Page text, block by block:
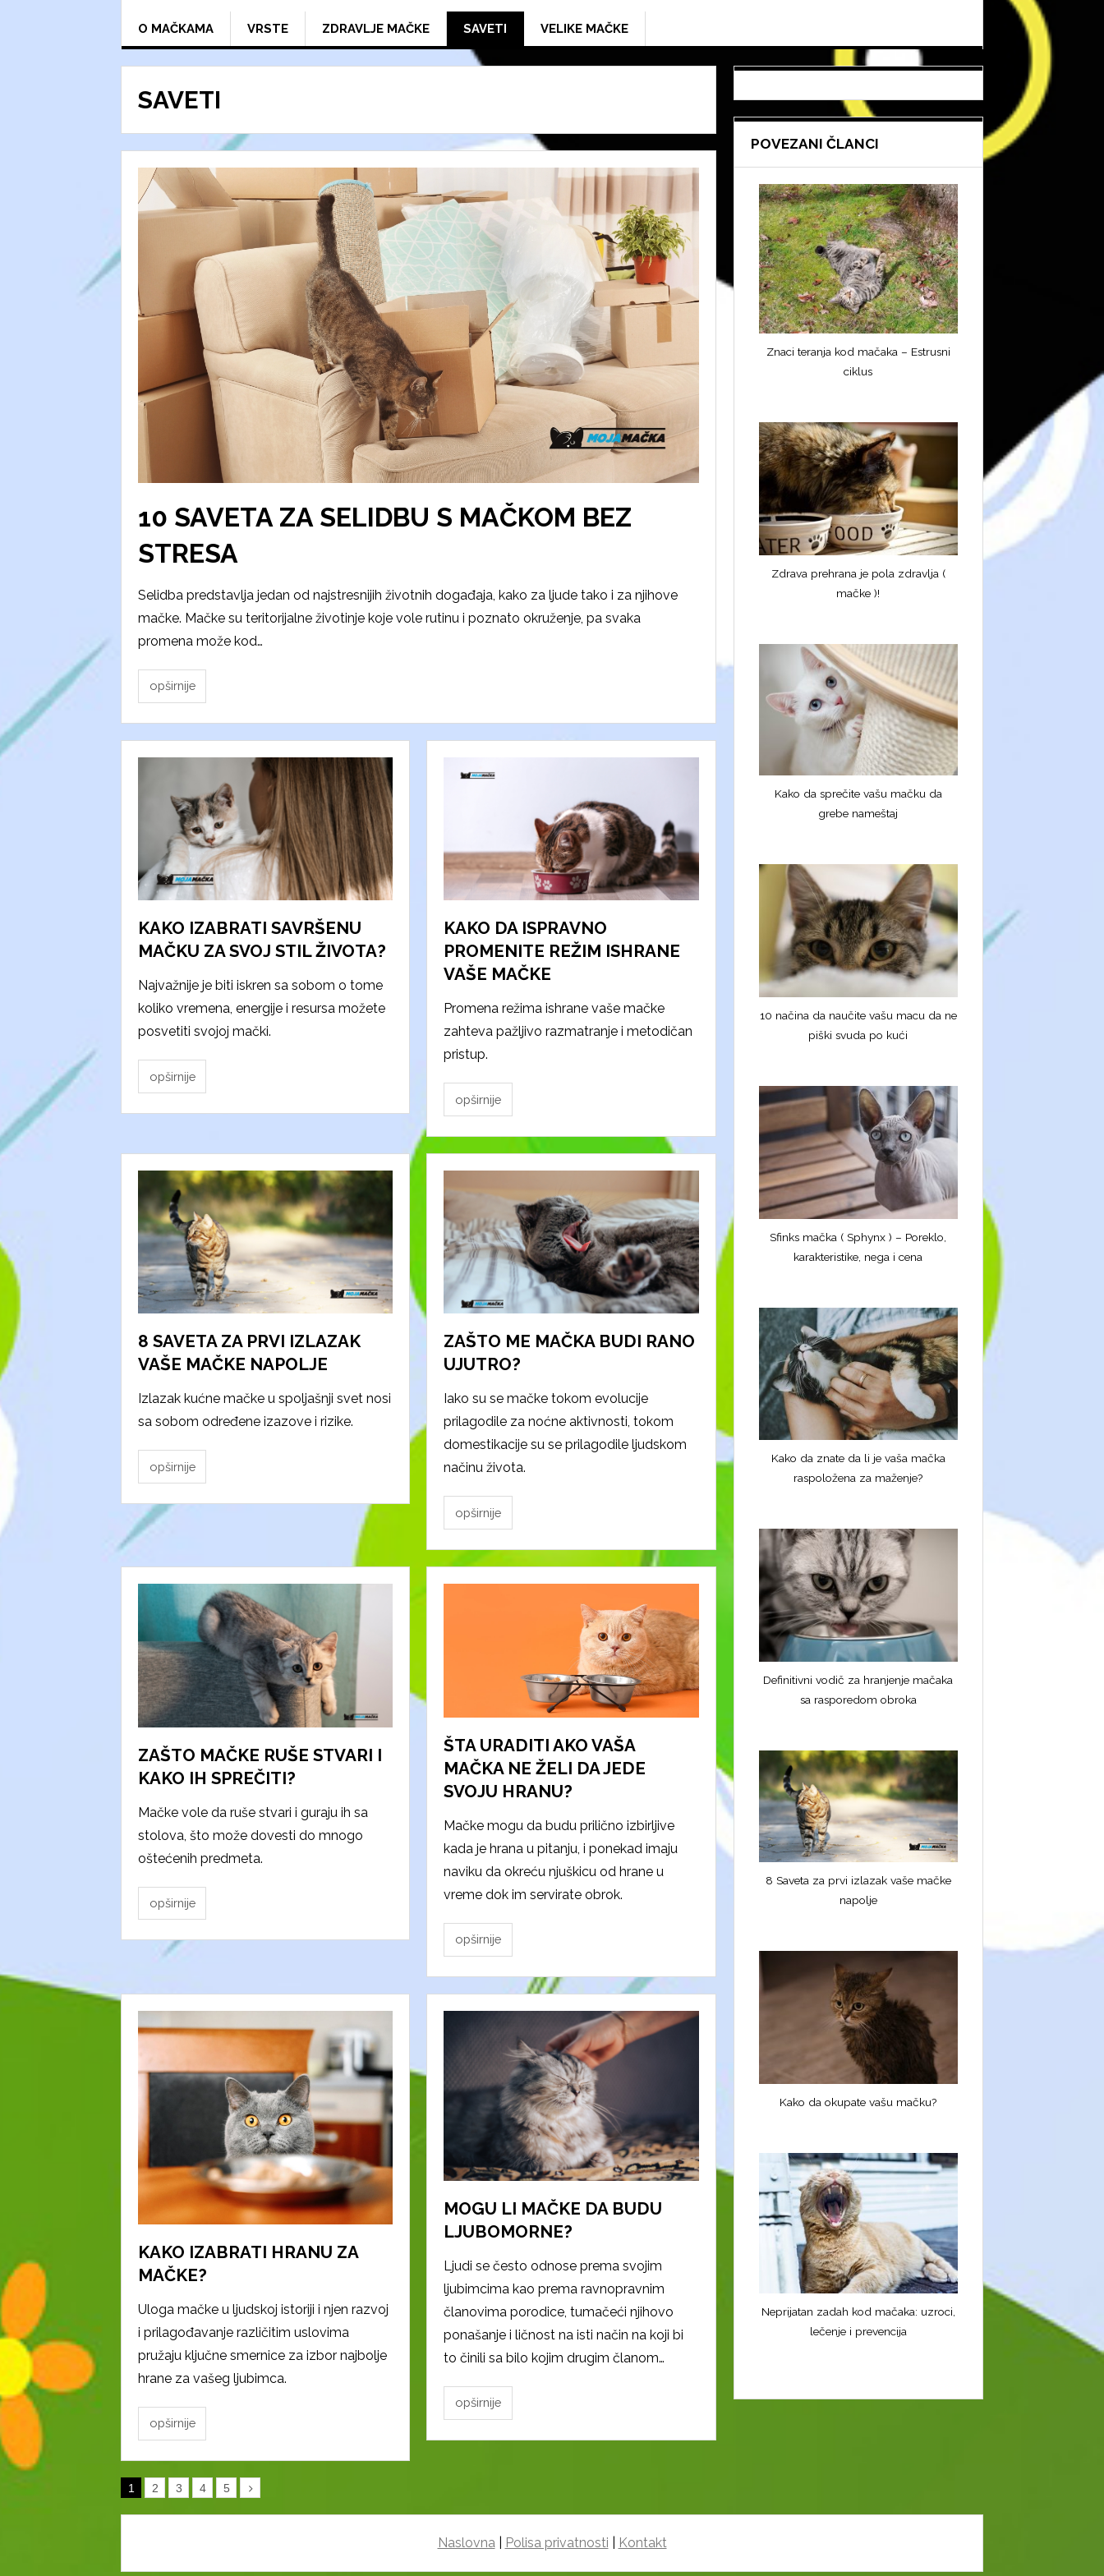
O MAČKAMA VRSTE ZDRAVLJE MAČKE SAVETI VELIKE MAČKE
SAVETI
10 SAVETA ZA SELIDBU S MAČKOM BEZ
STRESA
Selidba predstavlja jedan od najstresnijih životnih događaja, kako za ljude tako i za njihove
mačke. Mačke su teritorijalne životinje koje vole rutinu i poznato okruženje, pa svaka
promena može kod…
opširnije
KAKO IZABRATI SAVRŠENU
MAČKU ZA SVOJ STIL ŽIVOTA?
Najvažnije je biti iskren sa sobom o tome
koliko vremena, energije i resursa možete
posvetiti svojoj mački.
opširnije
KAKO DA ISPRAVNO
PROMENITE REŽIM ISHRANE
VAŠE MAČKE
Promena režima ishrane vaše mačke
zahteva pažljivo razmatranje i metodičan
pristup.
opširnije
8 SAVETA ZA PRVI IZLAZAK
VAŠE MAČKE NAPOLJE
Izlazak kućne mačke u spoljašnji svet nosi
sa sobom određene izazove i rizike.
opširnije
ZAŠTO ME MAČKA BUDI RANO
UJUTRO?
Iako su se mačke tokom evolucije
prilagodile za noćne aktivnosti, tokom
domestikacije su se prilagodile ljudskom
načinu života.
opširnije
ZAŠTO MAČKE RUŠE STVARI I
KAKO IH SPREČITI?
Mačke vole da ruše stvari i guraju ih sa
stolova, što može dovesti do mnogo
oštećenih predmeta.
opširnije
ŠTA URADITI AKO VAŠA
MAČKA NE ŽELI DA JEDE
SVOJU HRANU?
Mačke mogu da budu prilično izbirljive
kada je hrana u pitanju, i ponekad imaju
naviku da okreću njuškicu od hrane u
vreme dok im servirate obrok.
opširnije
KAKO IZABRATI HRANU ZA
MAČKE?
Uloga mačke u ljudskoj istoriji i njen razvoj
i prilagođavanje različitim uslovima
pružaju ključne smernice za izbor najbolje
hrane za vašeg ljubimca.
opširnije
MOGU LI MAČKE DA BUDU
LJUBOMORNE?
Ljudi se često odnose prema svojim
ljubimcima kao prema ravnopravnim
članovima porodice, tumačeći njihovo
ponašanje i ličnost na isti način na koji bi
to činili sa bilo kojim drugim članom…
opširnije
1 2 3 4 5
POVEZANI ČLANCI
Znaci teranja kod mačaka – Estrusni
ciklus
Zdrava prehrana je pola zdravlja (
mačke )!
Kako da sprečite vašu mačku da
grebe nameštaj
10 načina da naučite vašu macu da ne
piški svuda po kući
Sfinks mačka ( Sphynx ) – Poreklo,
karakteristike, nega i cena
Kako da znate da li je vaša mačka
raspoložena za maženje?
Definitivni vodič za hranjenje mačaka
sa rasporedom obroka
8 Saveta za prvi izlazak vaše mačke
napolje
Kako da okupate vašu mačku?
Neprijatan zadah kod mačaka: uzroci,
lečenje i prevencija
Naslovna Polisa privatnosti Kontakt